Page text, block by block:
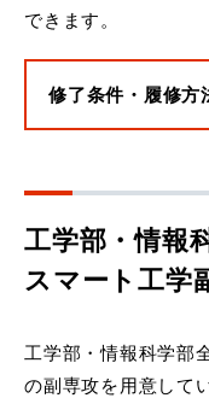
できます。
修了条件・履修方
工学部・情報
スマート工学
工学部・情報科学部
の副専攻を用意して